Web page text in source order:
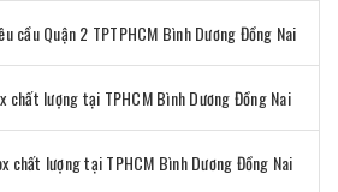
cầu Quận 2 TPTPHCM Bình Dương Đồng Nai
chất lượng tại TPHCM Bình Dương Đồng Nai
chất lượng tại TPHCM Bình Dương Đồng Nai